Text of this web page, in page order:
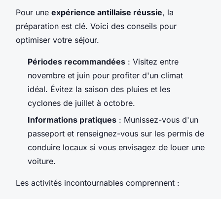
Pour une expérience antillaise réussie, la
préparation est clé. Voici des conseils pour
optimiser votre séjour.
Périodes recommandées : Visitez entre
novembre et juin pour profiter d'un climat
idéal. Évitez la saison des pluies et les
cyclones de juillet à octobre.
Informations pratiques : Munissez-vous d'un
passeport et renseignez-vous sur les permis de
conduire locaux si vous envisagez de louer une
voiture.
Les activités incontournables comprennent :